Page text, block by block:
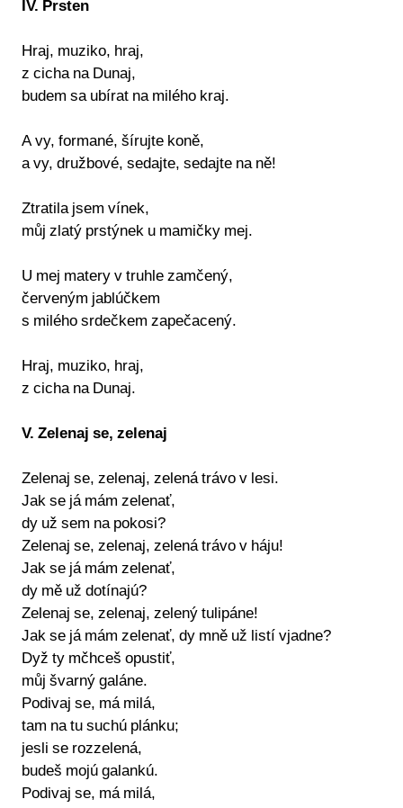
IV. Prsten
Hraj, muziko, hraj,
z cicha na Dunaj,
budem sa ubírat na milého kraj.
A vy, formané, šírujte koně,
a vy, družbové, sedajte, sedajte na ně!
Ztratila jsem vínek,
můj zlatý prstýnek u mamičky mej.
U mej matery v truhle zamčený,
červeným jablúčkem
s milého srdečkem zapečacený.
Hraj, muziko, hraj,
z cicha na Dunaj.
V. Zelenaj se, zelenaj
Zelenaj se, zelenaj, zelená trávo v lesi.
Jak se já mám zelenať,
dy už sem na pokosi?
Zelenaj se, zelenaj, zelená trávo v háju!
Jak se já mám zelenať,
dy mě už dotínajú?
Zelenaj se, zelenaj, zelený tulipáne!
Jak se já mám zelenať, dy mně už listí vjadne?
Dyž ty mčhceš opustiť,
můj švarný galáne.
Podivaj se, má milá,
tam na tu suchú plánku;
jesli se rozzelená,
budeš mojú galankú.
Podivaj se, má milá,